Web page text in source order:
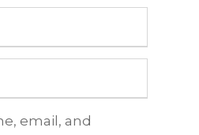
email, and